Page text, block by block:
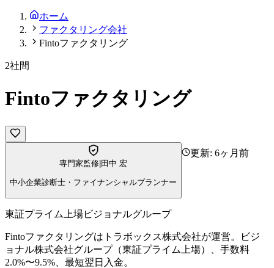
ホーム
ファクタリング会社
Fintoファクタリング
2社間
Fintoファクタリング
専門家監修 田中 宏
中小企業診断士・ファイナンシャルプランナー
更新: 6ヶ月前
東証プライム上場ビジョナルグループ
Fintoファクタリングはトラボックス株式会社が運営。ビジ
ョナル株式会社グループ（東証プライム上場）、手数料
2.0%〜9.5%、最短翌日入金。